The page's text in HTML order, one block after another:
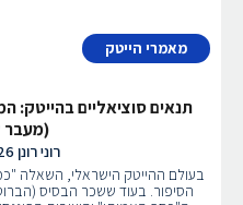
מאמרי הייטק
תנאים סוציאליים בהייטק:
(מעבר
רוני רונן
בעולם ההייטק הישראלי, השאלה
הסיפור. בעוד ששכר הבסיס